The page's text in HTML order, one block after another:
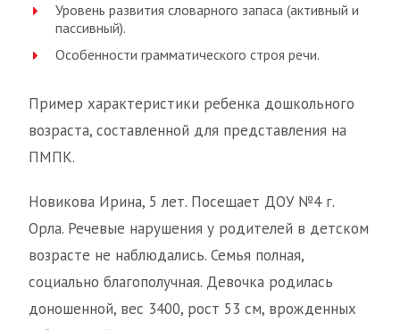
Уровень развития словарного запаса (активный и
пассивный).
Особенности грамматического строя речи.
Пример характеристики ребенка дошкольного
возраста, составленной для представления на
ПМПК.
Новикова Ирина, 5 лет. Посещает ДОУ №4 г.
Орла. Речевые нарушения у родителей в детском
возрасте не наблюдались. Семья полная,
социально благополучная. Девочка родилась
доношенной, вес 3400, рост 53 см, врожденных